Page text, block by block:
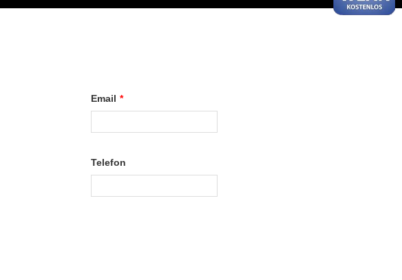
Email *
Telefon